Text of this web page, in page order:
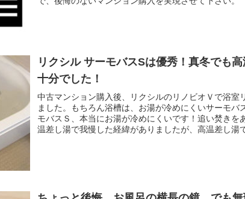
リクシル サーモバスSは優秀！真冬でも
十分でした！
中古マンション購入後、リクシルのリノビオＶで浴室
ました。もちろん浴槽は、お湯が冷めにくいサーモバ
モバスＳ、本当にお湯が冷めにくいです！追い焚きを
温差し湯で我慢した経緯がありましたが、高温差し湯